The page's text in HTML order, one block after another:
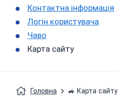
Контактна інформація
Логін користувача
Чаво
Карта сайту
Головна 🚙 Карта